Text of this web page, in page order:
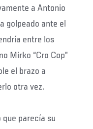
a Antonio
golpeado ante el
entre los
Mirko “Cro Cop”
el brazo a
otra vez.
parecía su